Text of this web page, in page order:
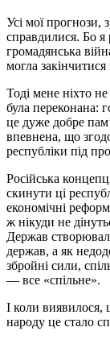
Усі мої прогнози,
справдилися. Бо я
громадянська
могла
Тоді мене ніхто
була переконана:
це дуже добре
впевнена, що
республіки під
Російська
скинути ці
економічні
ж нікуди не
Держав
держав, а як
збройні сили,
— все «спільне».
І коли виявилося,
народу це стало